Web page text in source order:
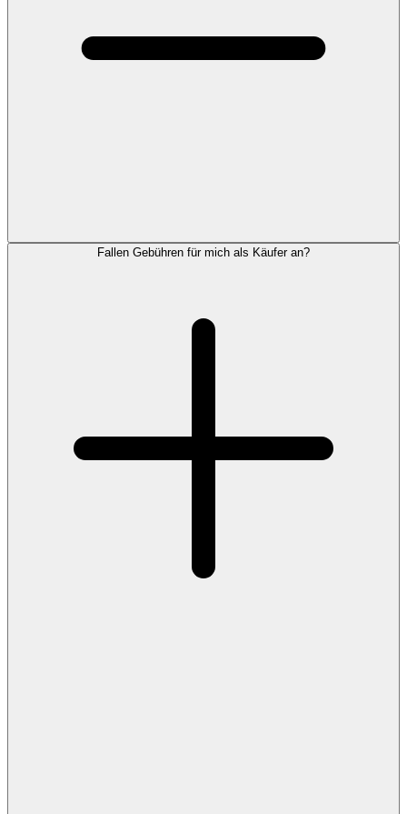
Fallen Gebühren für mich als Käufer an?